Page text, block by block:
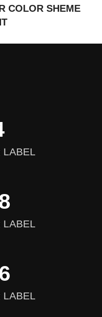
COLOR SHEME
LABEL
LABEL
LABEL